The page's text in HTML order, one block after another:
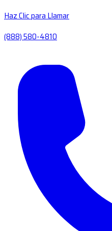
Haz Clic para Llamar
(888) 580-4810